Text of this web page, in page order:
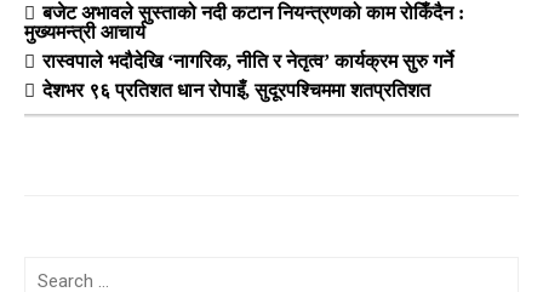
बजेट अभावले सुस्ताको नदी कटान नियन्त्रणको काम रोकिँदैन :
मुख्यमन्त्री आचार्य
रास्वपाले भदौदेखि ‘नागरिक, नीति र नेतृत्व’ कार्यक्रम सुरु गर्ने
देशभर ९६ प्रतिशत धान रोपाइँ, सुदूरपश्चिममा शतप्रतिशत
Search